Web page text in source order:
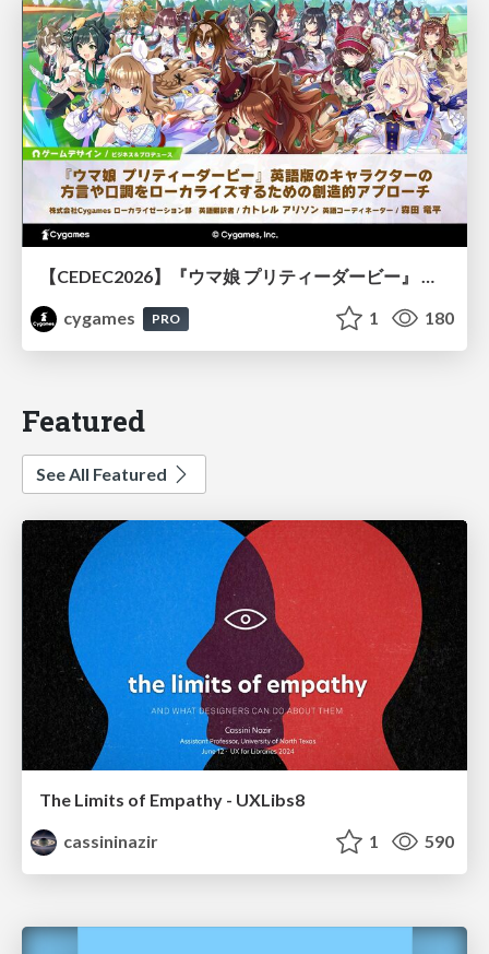
【CEDEC2026】『ウマ娘 プリティーダービー』 英語版のキャラクターの方言や口調をローカライズするための創造的アプローチ
cygames
PRO 1 180
Featured
See All Featured
The Limits of Empathy - UXLibs8
cassininazir
1 590